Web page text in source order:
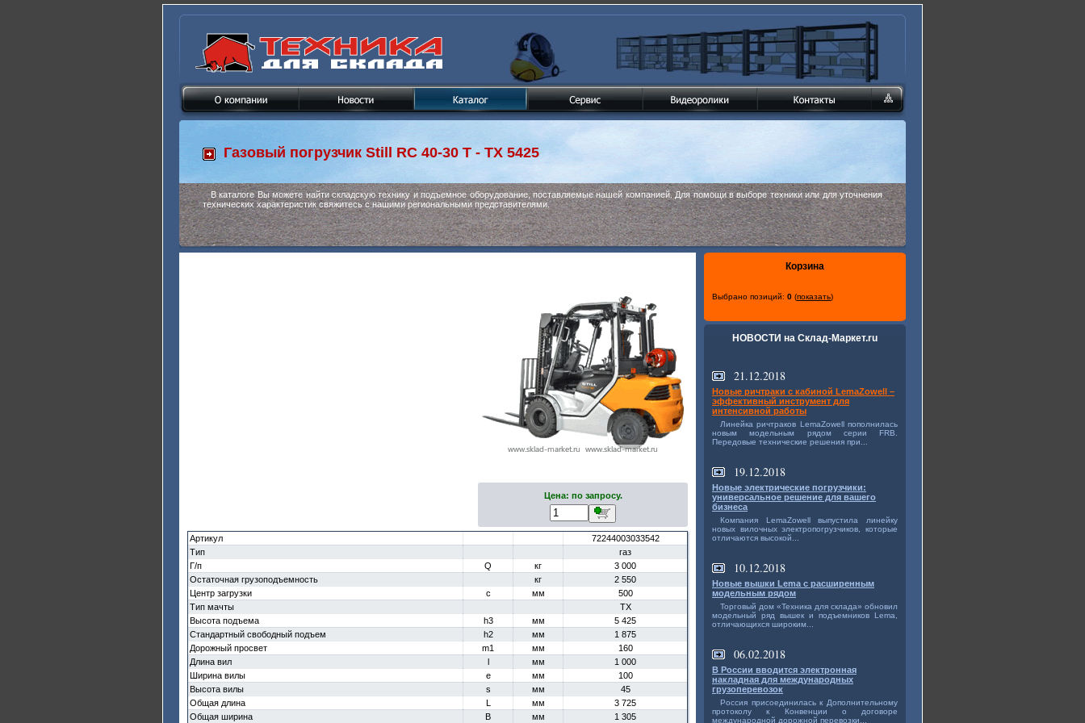
Газовый погрузчик Still RC 40-30 T - TX 5425
В каталоге Вы можете найти складскую технику и подъемное оборудование, поставляемые нашей компанией. Для помощи в выборе техники или для уточнения
технических характеристик свяжитесь с нашими региональными представителями.
Цена: по запросу.
Артикул
72244003033542
Тип
газ
Г/п
Q кг
3 000
Остаточная грузоподъемность
кг
2 550
Центр загрузки
c мм
500
Тип мачты
TX
Высота подъема
h3 мм
5 425
Стандартный свободный подъем
h2 мм
1 875
Дорожный просвет
m1 мм
160
Длина вил
l мм
1 000
Ширина вилы
e мм
100
Высота вилы
s мм
45
Общая длина
L мм
3 725
Общая ширина
B мм 1 305
Корзина
Выбрано позиций: 0 (показать)
НОВОСТИ на Склад-Маркет.ru
21.12.2018
Новые ричтраки с кабиной LemaZowell –
эффективный инструмент для
интенсивной работы
Линейка ричтраков LemaZowell пополнилась
новым модельным рядом серии FRB.
Передовые технические решения при...
19.12.2018
Новые электрические погрузчики:
универсальное решение для вашего
бизнеса
Компания LemaZowell выпустила линейку
новых вилочных электропогрузчиков, которые
отличаются высокой...
10.12.2018
Новые вышки Lema с расширенным
модельным рядом
Торговый дом «Техника для склада» обновил
модельный ряд вышек и подъемников Lema,
отличающихся широким...
06.02.2018
В России вводится электронная
накладная для международных
грузоперевозок
Россия присоединилась к Дополнительному
протоколу к Конвенции о договоре
международной дорожной перевозки...